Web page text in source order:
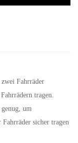
Fahrräder
tragen.
um
Fahrräder sicher tragen